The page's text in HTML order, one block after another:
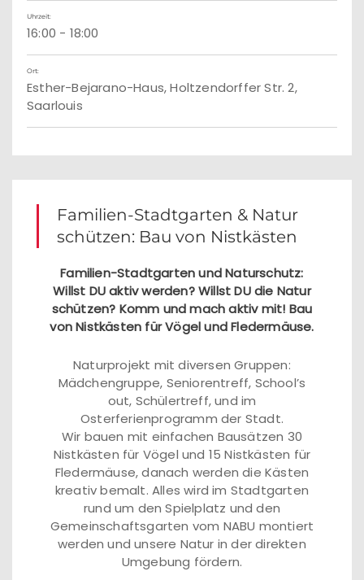
Uhrzeit:
16:00 - 18:00
Ort:
Esther-Bejarano-Haus, Holtzendorffer Str. 2,
Saarlouis
Familien-Stadtgarten & Natur
schützen: Bau von Nistkästen
Familien-Stadtgarten und Naturschutz:
Willst DU aktiv werden? Willst DU die Natur
schützen? Komm und mach aktiv mit! Bau
von Nistkästen für Vögel und Fledermäuse.
Naturprojekt mit diversen Gruppen:
Mädchengruppe, Seniorentreff, School’s
out, Schülertreff, und im
Osterferienprogramm der Stadt.
Wir bauen mit einfachen Bausätzen 30
Nistkästen für Vögel und 15 Nistkästen für
Fledermäuse, danach werden die Kästen
kreativ bemalt. Alles wird im Stadtgarten
rund um den Spielplatz und den
Gemeinschaftsgarten vom NABU montiert
werden und unsere Natur in der direkten
Umgebung fördern.